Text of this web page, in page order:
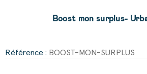
Boost mon surplus-
Référence : BOOST-MON-SURPLUS